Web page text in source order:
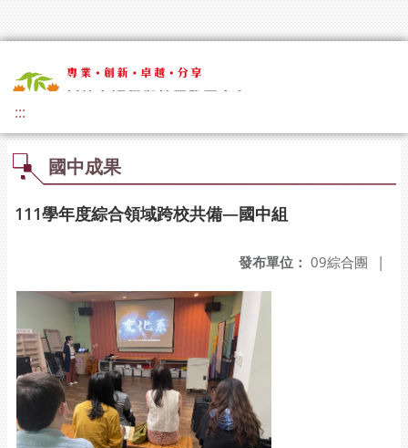
:::
國中成果
111學年度綜合領域跨校共備—國中組
發布單位： 09綜合團 |